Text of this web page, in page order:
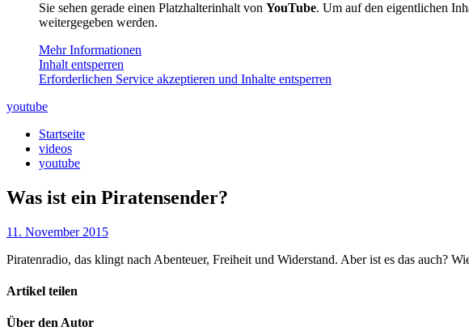
Sie sehen gerade einen Platzhalterinhalt von YouTube. Um auf den eigentlichen
weitergegeben werden.
Mehr Informationen
Inhalt entsperren
Erforderlichen Service akzeptieren und Inhalte entsperren
youtube
Startseite
videos
youtube
Was ist ein Piratensender?
11. November 2015
Piratenradio, das klingt nach Abenteuer, Freiheit und Widerstand. Aber ist es das auch?
Artikel teilen
Über den Autor